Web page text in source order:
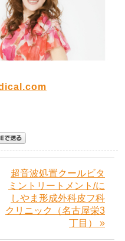
超音波処置クールビタ
ミントリートメント/に
しやま形成外科皮フ科
クリニック（名古屋栄3
丁目） »